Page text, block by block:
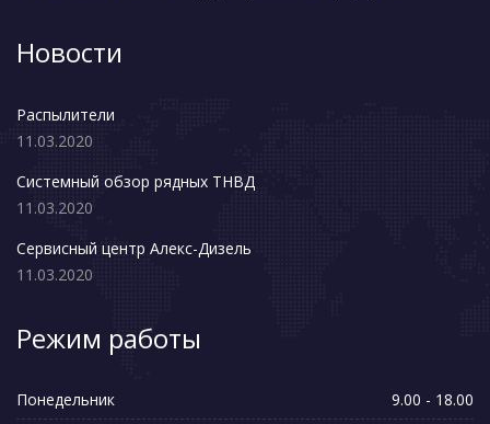
Новости
Распылители
11.03.2020
Системный обзор рядных ТНВД
11.03.2020
Сервисный центр Алекс-Дизель
11.03.2020
Режим работы
Понедельник 9.00 - 18.00